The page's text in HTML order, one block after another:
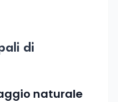
di
naturale